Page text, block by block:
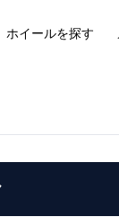
ホイールを探す